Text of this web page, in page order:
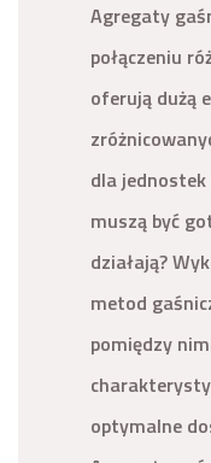
Agregaty
połączeniu
oferują dużą
dla
muszą być
działają?
metod
pomiędzy
optymalne